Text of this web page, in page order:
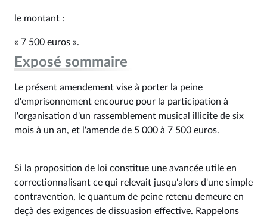
le montant :
« 7 500 euros ».
Exposé sommaire
Le présent amendement vise à porter la peine
d'emprisonnement encourue pour la participation à
l'organisation d'un rassemblement musical illicite de six
mois à un an, et l'amende de 5 000 à 7 500 euros.
Si la proposition de loi constitue une avancée utile en
correctionnalisant ce qui relevait jusqu'alors d'une simple
contravention, le quantum de peine retenu demeure en
deçà des exigences de dissuasion effective. Rappelons